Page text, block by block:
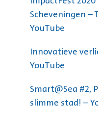
Scheveningen –
YouTube
Innovatieve
YouTube
Smart@Sea #2,
slimme stad! –